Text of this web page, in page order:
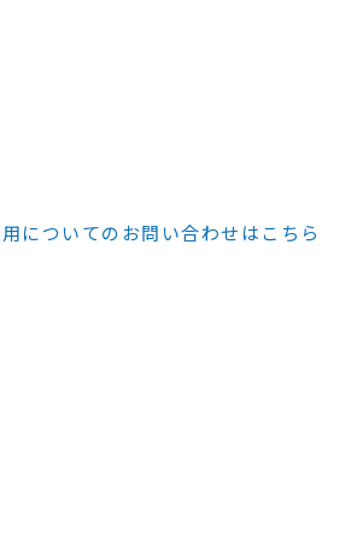
についてのお問い合わせ はこちら